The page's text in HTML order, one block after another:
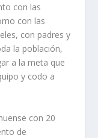
con las
con las
con padres y
la población,
a la meta que
y codo a
con 20
de